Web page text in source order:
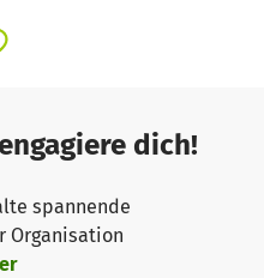
dich!
spannende
Organisation